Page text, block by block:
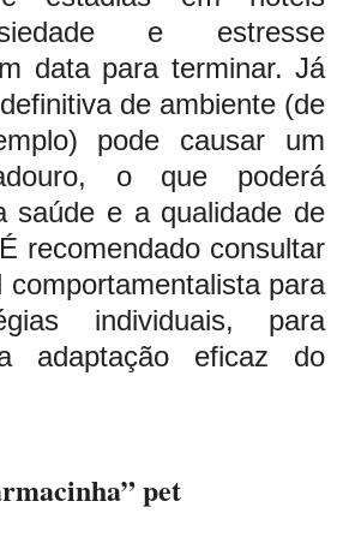
e estresse
data para terminar. Já
de ambiente (de
pode causar um
o que poderá
saúde e a qualidade de
recomendado consultar
comportamentalista para
individuais, para
adaptação eficaz do
pet